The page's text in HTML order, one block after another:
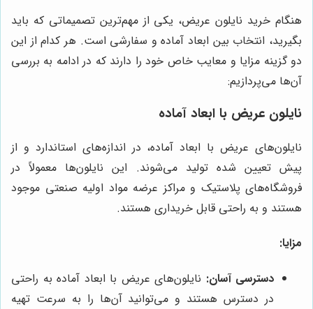
هنگام خرید نایلون عریض، یکی از مهم‌ترین تصمیماتی که باید
بگیرید، انتخاب بین ابعاد آماده و سفارشی است. هر کدام از این
دو گزینه مزایا و معایب خاص خود را دارند که در ادامه به بررسی
آن‌ها می‌پردازیم:
نایلون عریض با ابعاد آماده
نایلون‌های عریض با ابعاد آماده، در اندازه‌های استاندارد و از
پیش تعیین شده تولید می‌شوند. این نایلون‌ها معمولاً در
فروشگاه‌های پلاستیک و مراکز عرضه مواد اولیه صنعتی موجود
هستند و به راحتی قابل خریداری هستند.
مزایا:
دسترسی آسان: نایلون‌های عریض با ابعاد آماده به راحتی
در دسترس هستند و می‌توانید آن‌ها را به سرعت تهیه